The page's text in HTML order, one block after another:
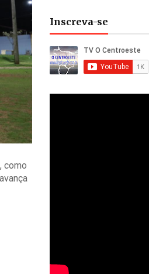
como
Inscreva-se